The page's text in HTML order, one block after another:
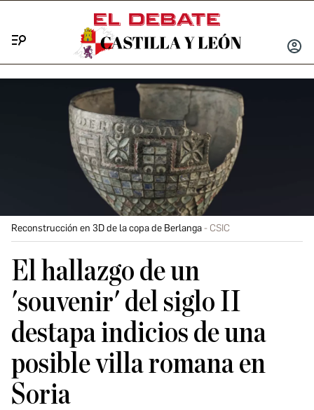
INICIAR
Reconstrucción en 3D de la copa de Berlanga CSIC
El hallazgo de un
'souvenir' del siglo II
destapa indicios de una
posible villa romana en
Soria